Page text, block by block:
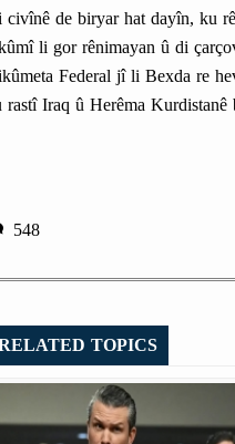
de biryar hat dayîn, ku
li gor rênimayan û di
Federal jî li Bexda re
Iraq û Herêma Kurdistanê
548
TOPICS